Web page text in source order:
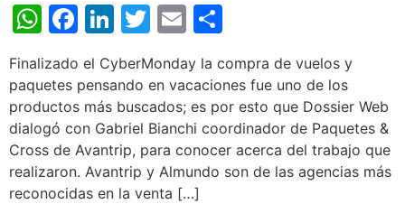
WhatsApp
Facebook
LinkedIn
Twitter
Email
Finalizado el CyberMonday la compra de vuelos y
paquetes pensando en vacaciones fue uno de los
productos más buscados; es por esto que Dossier Web
dialogó con Gabriel Bianchi coordinador de Paquetes &
Cross de Avantrip, para conocer acerca del trabajo que
realizaron. Avantrip y Almundo son de las agencias más
reconocidas en la venta […]